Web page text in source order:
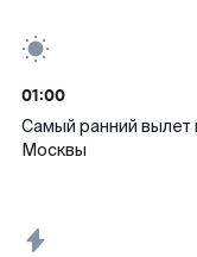
01:00
Самый ранний вылет
Москвы